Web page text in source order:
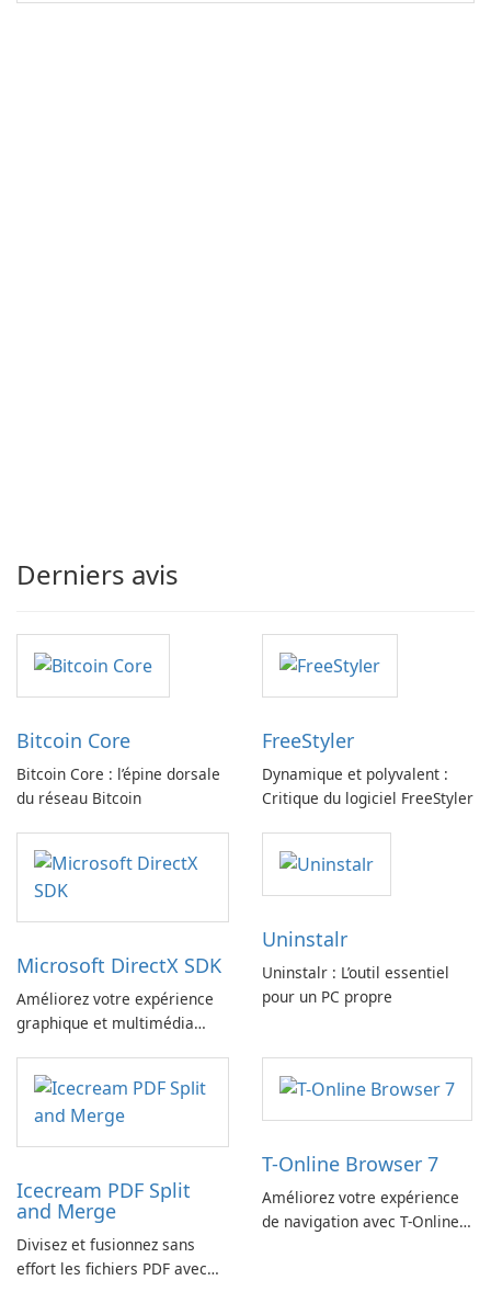
Derniers avis
Bitcoin Core
Bitcoin Core : l’épine dorsale
du réseau Bitcoin
FreeStyler
Dynamique et polyvalent :
Critique du logiciel FreeStyler
Microsoft DirectX SDK
Améliorez votre expérience
graphique et multimédia
Uninstalr
Uninstalr : L’outil essentiel
pour un PC propre
Icecream PDF Split
and Merge
Divisez et fusionnez sans
effort les fichiers PDF avec
T-Online Browser 7
Améliorez votre expérience
de navigation avec T-Online